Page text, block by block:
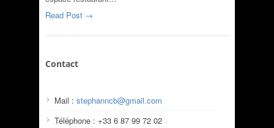
Read Post →
Contact
Mail : stephanncb@gmail.com
Téléphone : +33 6 87 99 72 02